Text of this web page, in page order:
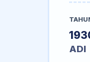
ADI